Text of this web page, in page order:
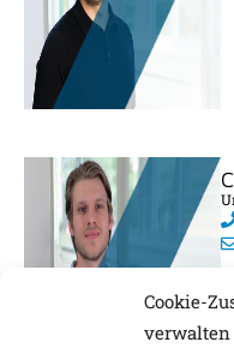
Cookie-
verwalten